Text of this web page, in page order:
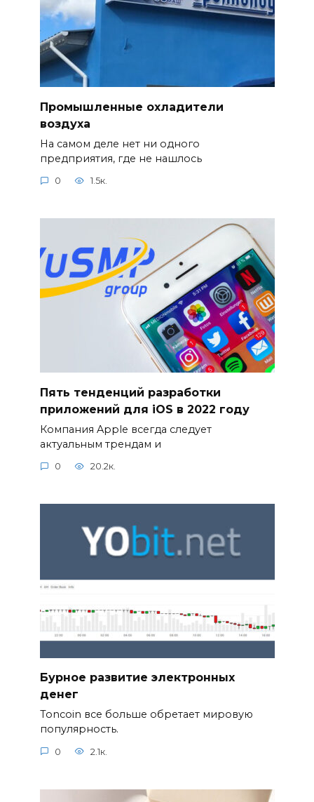
Промышленные охладители
воздуха
На самом деле нет ни одного
предприятия, где не нашлось
0 1.5к.
Пять тенденций разработки
приложений для iOS в 2022 году
Компания Apple всегда следует
актуальным трендам и
0 20.2к.
Бурное развитие электронных
денег
Toncoin все больше обретает мировую
популярность.
0 2.1к.